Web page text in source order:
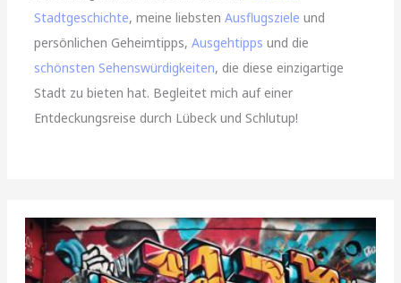
Stadtgeschichte, meine liebstenAusflugsziele und
persönlichen Geheimtipps,Ausgehtipps und die
schönsten Sehenswürdigkeiten, die diese einzigartige
Stadt zu bieten hat. Begleitet mich auf einer
Entdeckungsreise durch Lübeck und Schlutup!